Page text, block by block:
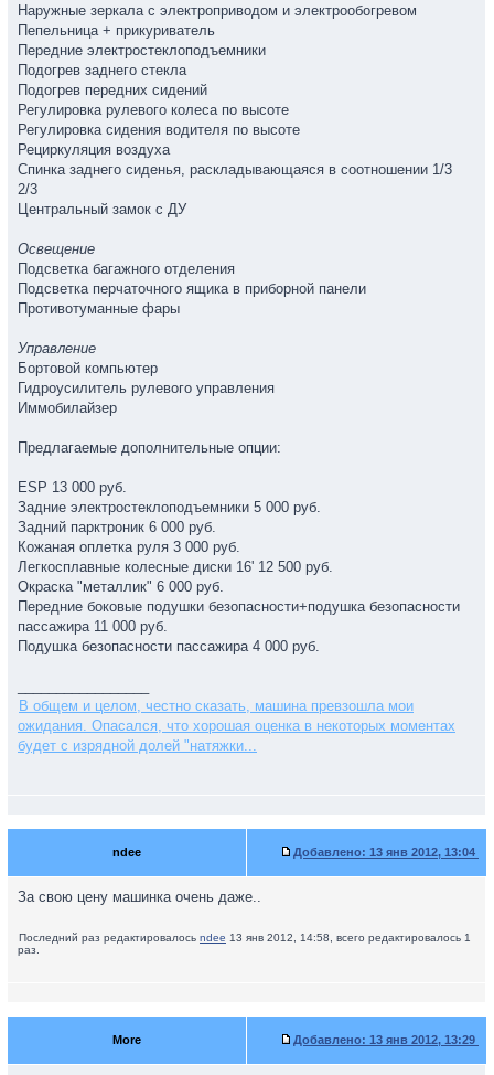
Наружные зеркала с электроприводом и электрообогревом
Пепельница + прикуриватель
Передние электростеклоподъемники
Подогрев заднего стекла
Подогрев передних сидений
Регулировка рулевого колеса по высоте
Регулировка сидения водителя по высоте
Рециркуляция воздуха
Спинка заднего сиденья, раскладывающаяся в соотношении 1/3
2/3
Центральный замок с ДУ
Освещение
Подсветка багажного отделения
Подсветка перчаточного ящика в приборной панели
Противотуманные фары
Управление
Бортовой компьютер
Гидроусилитель рулевого управления
Иммобилайзер
Предлагаемые дополнительные опции:
ESP 13 000 руб.
Задние электростеклоподъемники 5 000 руб.
Задний парктроник 6 000 руб.
Кожаная оплетка руля 3 000 руб.
Легкосплавные колесные диски 16' 12 500 руб.
Окраска "металлик" 6 000 руб.
Передние боковые подушки безопасности+подушка безопасности
пассажира 11 000 руб.
Подушка безопасности пассажира 4 000 руб.
В общем и целом, честно сказать, машина превзошла мои
ожидания. Опасался, что хорошая оценка в некоторых моментах
будет с изрядной долей "натяжки...
ndee Добавлено: 13 янв 2012, 13:04
За свою цену машинка очень даже..
Последний раз редактировалось ndee 13 янв 2012, 14:58, всего редактировалось 1
раз.
More Добавлено: 13 янв 2012, 13:29